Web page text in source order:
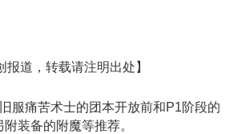
报道，转载请注明出处】
服痛苦术士的团本开放前和P1阶段的
装备的附魔等推荐。